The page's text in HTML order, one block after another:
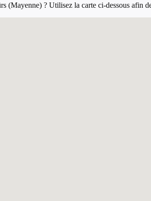
(Mayenne) ? Utilisez la carte ci-dessous afin